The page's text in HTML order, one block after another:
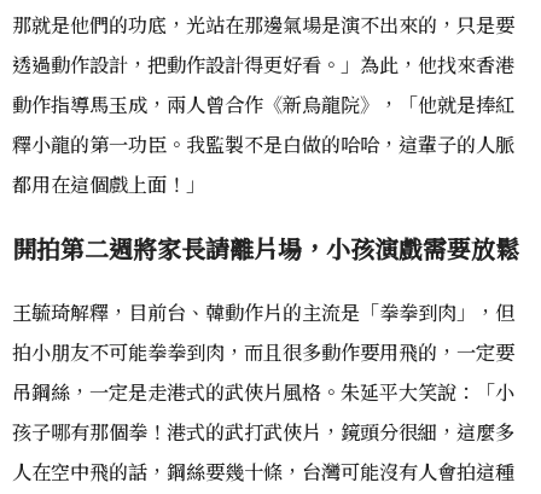
那就是他們的功底，光站在那邊氣場是演不出來的，只是要
透過動作設計，把動作設計得更好看。」為此，他找來香港
動作指導馬玉成，兩人曾合作《新烏龍院》，「他就是捧紅
釋小龍的第一功臣。我監製不是白做的哈哈，這輩子的人脈
都用在這個戲上面！」
開拍第二週將家長請離片場，小孩演戲需要放鬆
王毓琦解釋，目前台、韓動作片的主流是「拳拳到肉」，但
拍小朋友不可能拳拳到肉，而且很多動作要用飛的，一定要
吊鋼絲，一定是走港式的武俠片風格。朱延平大笑說：「小
孩子哪有那個拳！港式的武打武俠片，鏡頭分很細，這麼多
人在空中飛的話，鋼絲要幾十條，台灣可能沒有人會拍這種